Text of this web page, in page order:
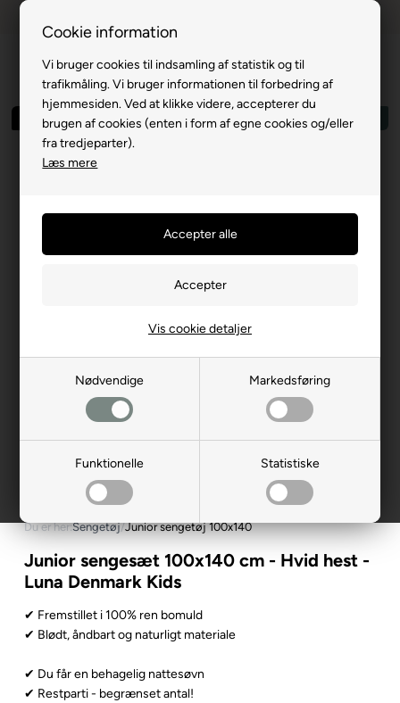
Cookie information
Vi bruger cookies til indsamling af statistik og til
trafikmåling. Vi bruger informationen til forbedring af
hjemmesiden. Ved at klikke videre, accepterer du
brugen af cookies (enten i form af egne cookies og/eller
fra tredjeparter).
Læs mere
Nødvendige Markedsføring
Funktionelle Statistiske
Vis cookie detaljer
Spar 83% Outlet
Du er her:Sengetøj/Junior sengetøj 100x140
Junior sengesæt 100x140 cm - Hvid hest -
Luna Denmark Kids
✔ Fremstillet i 100% ren bomuld
✔ Blødt, åndbart og naturligt materiale
✔ Du får en behagelig nattesøvn
✔ Restparti - begrænset antal!